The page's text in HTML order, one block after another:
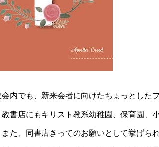
内でも、新来会者に向けたちょっとした
書店にもキリスト教系幼稚園、保育園、
た、同書店きってのお願いとして挙げら